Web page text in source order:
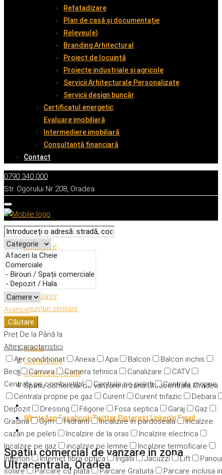
Refatadizare
Plan de casă și documentație
Releveu(e)
Branding Arhitectural
Proiect de locuință
Proiecte industriale și agricole
Servicii Arhitecturale Personalizate
Servicii design buncăr
Certificatul energetic
Evaluare imobiliară
Intermediere imobiliară
Consultanță financiară
Contact
0790 340 000
Str. Ogorului Nr 208, Oradea
Avansat
Căutare
Preț De la Până la
Alte caracteristici
Aer condiționat
Anexa Apa Balcon
Balcon inchis
Beci
Camara Camera tehnica Canalizare
CATV
Centrala pe combustibil
Centrala pe peleti
Centrala proprie
Centrala proprie pe gaz
Curent Curent trifazic
Debara
Depozit
Dressing Filigorie Fosa septica Garaj
Gaz
Gradina
Gym Hidranti Incalizire in pardoseala
Incalzire
cazan pe peleti
Incalzire de la oras
Incalzire electrica
Incalzire pe gaz
incalzire pe lemne
Incalzire termoficare
Interfon
Internet fibra optica Irigatii Jacuzzi Lift
solare
Parcare cu plata Parcare Gratuita
Parcare inclusa in
Descriere
Caracteristici
Adresă
Detalii
Calculator
Anunțuri similare
Home
Comerciale
Spatiu comercial
Spatiu comercial de vanzare in zona Ultracentrala, Oradea
WhatsAppFacebookTwitter Pinterest LinkedinEmail
Spatiu comercial de vanzare in zona
Ultracentrala, Oradea